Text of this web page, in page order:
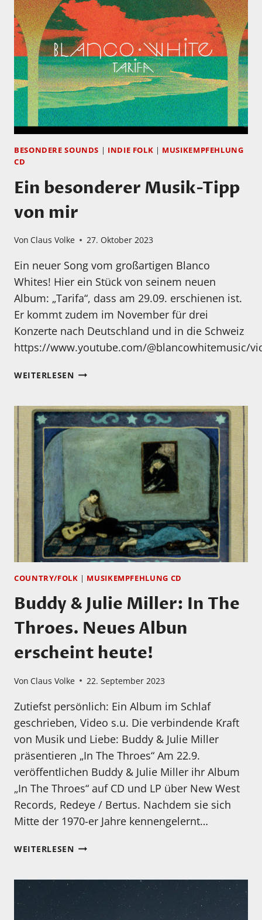
VIDEOS:
MEINE
AUSWAHL
DER
BESTEN
CDS
UND
LPS
DES
JAHRES
BESONDERE SOUNDS | INDIE FOLK | MUSIKEMPFEHLUNG
CD
Ein besonderer Musik-Tipp
von mir
Von Claus Volke 27. Oktober 2023
Ein neuer Song vom großartigen Blanco
Whites! Hier ein Stück von seinem neuen
Album: „Tarifa“, dass am 29.09. erschienen ist.
Er kommt zudem im November für drei
Konzerte nach Deutschland und in die Schweiz
https://www.youtube.com/@blancowhitemusic/
WEITERLESENEIN
TIPP
VON
MIR
COUNTRY/FOLK | MUSIKEMPFEHLUNG CD
Buddy & Julie Miller: In The
Throes. Neues Albun
erscheint heute!
Von Claus Volke 22. September 2023
Zutiefst persönlich: Ein Album im Schlaf
geschrieben, Video s.u. Die verbindende Kraft
von Musik und Liebe: Buddy & Julie Miller
präsentieren „In The Throes“ Am 22.9.
veröffentlichen Buddy & Julie Miller ihr Album
„In The Throes“ auf CD und LP über New West
Records, Redeye / Bertus. Nachdem sie sich
Mitte der 1970-er Jahre kennengelernt…
WEITERLESENBUDDY
IN